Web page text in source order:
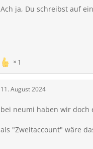
Ach ja, Du schreibst auf
1
11. August 2024
bei neumi haben wir doch
als "Zweitaccount" wäre